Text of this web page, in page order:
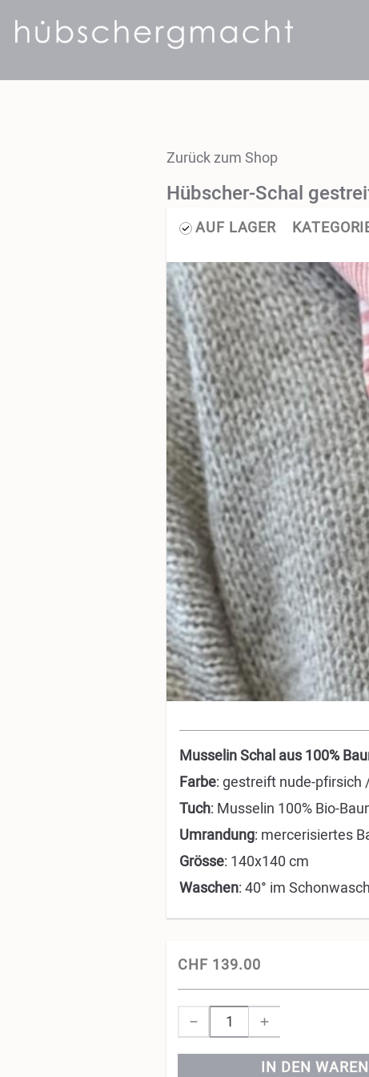
Zurück zum Shop
Hübscher-Schal
AUF LAGER
Musselin Schal aus 100%
Farbe: gestreift nude-pfirsich
Tuch: Musselin 100% Bio-
Umrandung: mercerisiertes
Grösse: 140x140 cm
Waschen: 40° im
CHF 139.00
IN DEN